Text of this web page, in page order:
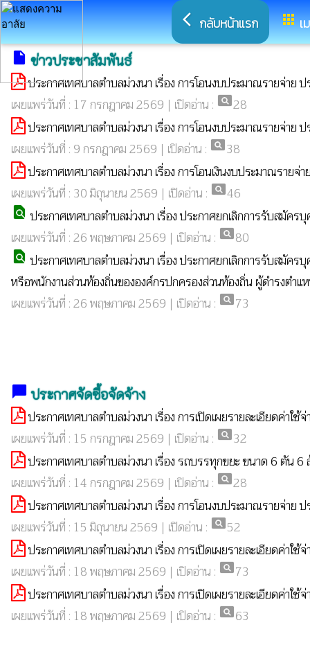
arrow_back_ios กลับหน้าแรก appsเ
insert_drive_file ข่าวประชาสัมพันธ์
ประกาศเทศบาลตำบลม่วงนา เรื่อง การโอนงบประมาณรายจ่
เผยแพร่วันที่ : 17 กรกฎาคม 2569 | เปิดอ่าน : pageview28
ประกาศเทศบาลตำบลม่วงนา เรื่อง การโอนงบประมาณรายจ่
เผยแพร่วันที่ : 9 กรกฎาคม 2569 | เปิดอ่าน : pageview38
ประกาศเทศบาลตำบลม่วงนา เรื่อง การโอนเงินงบประมาณรา
เผยแพร่วันที่ : 30 มิถุนายน 2569 | เปิดอ่าน : pageview46
find_in_page ประกาศเทศบาลตำบลม่วงนา เรื่อง ประกาศยกเลิกการรับสมัค
เผยแพร่วันที่ : 26 พฤษภาคม 2569 | เปิดอ่าน : pageview80
find_in_page ประกาศเทศบาลตำบลม่วงนา เรื่อง ประกาศยกเลิกการรับสมัค
หรือพนักงานส่วนท้องถิ่นขององค์กรปกครองส่วนท้องถิ่น ผู้ดำรงตำแ
เผยแพร่วันที่ : 26 พฤษภาคม 2569 | เปิดอ่าน : pageview73
chat_bubble ประกาศจัดซื้อจัดจ้าง
ประกาศเทศบาลตำบลม่วงนา เรื่อง การเปิดเผยรายละเอียดค่า
เผยแพร่วันที่ : 15 กรกฎาคม 2569 | เปิดอ่าน : pageview32
ประกาศเทศบาลตำบลม่วงนา เรื่อง รถบรรทุกขยะ ขนาด 6 ตัน
เผยแพร่วันที่ : 14 กรกฎาคม 2569 | เปิดอ่าน : pageview28
ประกาศเทศบาลตำบลม่วงนา เรื่อง การโอนงบประมาณรายจ่
เผยแพร่วันที่ : 15 มิถุนายน 2569 | เปิดอ่าน : pageview52
ประกาศเทศบาลตำบลม่วงนา เรื่อง การเปิดเผยรายละเอียดค่า
เผยแพร่วันที่ : 18 พฤษภาคม 2569 | เปิดอ่าน : pageview73
ประกาศเทศบาลตำบลม่วงนา เรื่อง การเปิดเผยรายละเอียดค่า
เผยแพร่วันที่ : 18 พฤษภาคม 2569 | เปิดอ่าน : pageview63